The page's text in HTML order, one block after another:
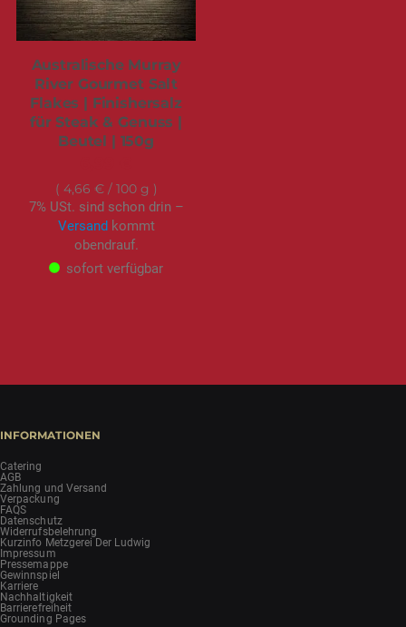
Australische Murray
River Gourmet Salt
Flakes | Finishersalz
für Steak & Genuss |
Beutel | 150g
4,66 €/ 100 g
7% USt. sind schon drin –
Versandkommt
obendrauf.
sofort verfügbar
INFORMATIONEN
Catering
AGB
Zahlung und Versand
Verpackung
FAQS
Datenschutz
Widerrufsbelehrung
Kurzinfo Metzgerei Der Ludwig
Impressum
Pressemappe
Gewinnspiel
Karriere
Nachhaltigkeit
Barrierefreiheit
Grounding Pages